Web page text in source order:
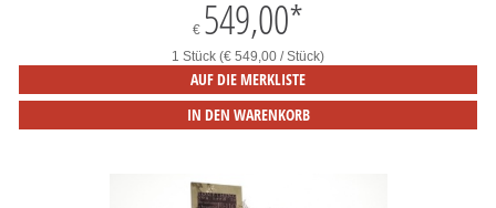
€ 549,00*
1 Stück (€ 549,00 / Stück)
AUF DIE MERKLISTE
IN DEN WARENKORB